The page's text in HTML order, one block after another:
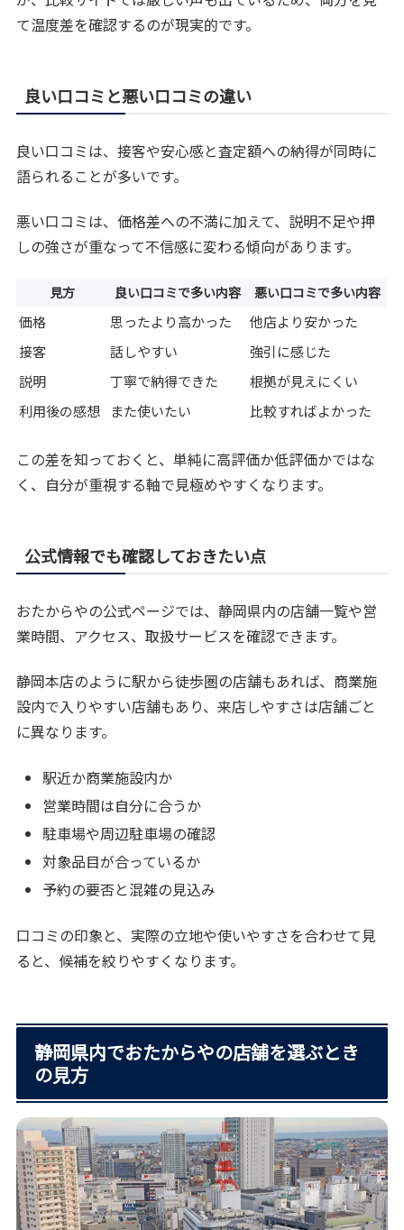
て温度差を確認するのが現実的です。
良い口コミと悪い口コミの違い
良い口コミは、接客や安心感と査定額への納得が同時に
語られることが多いです。
悪い口コミは、価格差への不満に加えて、説明不足や押
しの強さが重なって不信感に変わる傾向があります。
見方 良い口コミで多い内容 悪い口コミで多い内容
価格 思ったより高かった
他店より安かった
接客
話しやすい
強引に感じた
説明
丁寧で納得できた
根拠が見えにくい
利用後の感想
また使いたい 比較すればよかった
この差を知っておくと、単純に高評価か低評価かではな
く、自分が重視する軸で見極めやすくなります。
公式情報でも確認しておきたい点
おたからやの公式ページでは、静岡県内の店舗一覧や営
業時間、アクセス、取扱サービスを確認できます。
静岡本店のように駅から徒歩圏の店舗もあれば、商業施
設内で入りやすい店舗もあり、来店しやすさは店舗ごと
に異なります。
駅近か商業施設内か
営業時間は自分に合うか
駐車場や周辺駐車場の確認
対象品目が合っているか
予約の要否と混雑の見込み
口コミの印象と、実際の立地や使いやすさを合わせて見
ると、候補を絞りやすくなります。
静岡県内でおたからやの店舗を選ぶとき
の見方